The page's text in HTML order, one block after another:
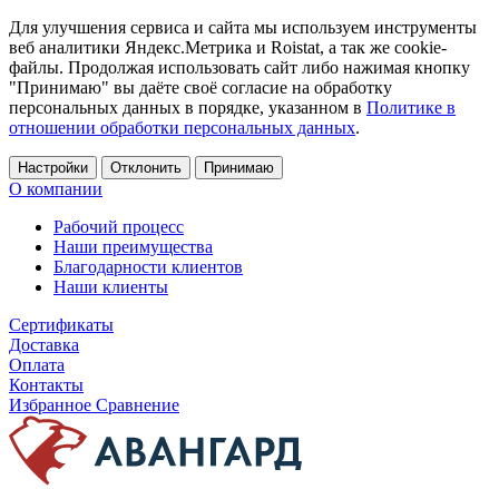
Для улучшения сервиса и сайта мы используем инструменты
веб аналитики Яндекс.Метрика и Roistat, а так же cookie-
файлы. Продолжая использовать сайт либо нажимая кнопку
"Принимаю" вы даёте своё согласие на обработку
персональных данных в порядке, указанном в Политике в
отношении обработки персональных данных.
Настройки Отклонить Принимаю
О компании
Рабочий процесс
Наши преимущества
Благодарности клиентов
Наши клиенты
Сертификаты
Доставка
Оплата
Контакты
Избранное Сравнение